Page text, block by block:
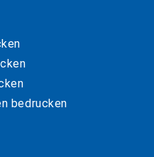
bedrucken